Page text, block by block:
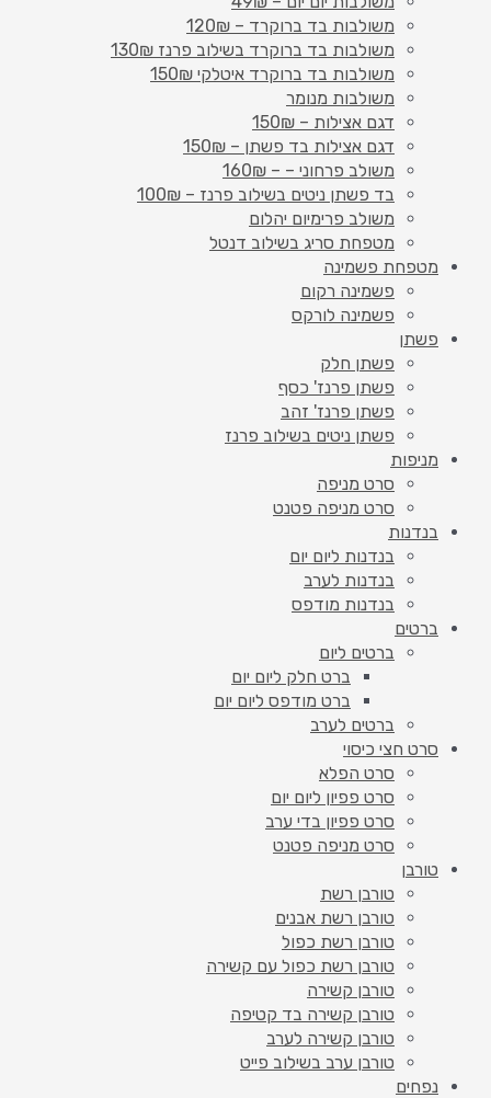
משולבות בד ברוקרד – 120₪
משולבות בד ברוקרד בשילוב פרנז 130₪
משולבות בד ברוקרד איטלקי 150₪
משולבות מנומר
דגם אצילות – 150₪
דגם אצילות בד פשתן – 150₪
משולב פרחוני – – 160₪
בד פשתן ניטים בשילוב פרנז – 100₪
משולב פרימיום יהלום
מטפחת סריג בשילוב דנטל
מטפחת פשמינה
פשמינה רקום
פשמינה לורקס
פשתן
פשתן חלק
פשתן פרנז' כסף
פשתן פרנז' זהב
פשתן ניטים בשילוב פרנז
מניפות
סרט מניפה
סרט מניפה פטנט
בנדנות
בנדנות ליום יום
בנדנות לערב
בנדנות מודפס
ברטים
ברטים ליום
ברט חלק ליום יום
ברט מודפס ליום יום
ברטים לערב
סרט חצי כיסוי
סרט הפלא
סרט פפיון ליום יום
סרט פפיון בדי ערב
סרט מניפה פטנט
טורבן
טורבן רשת
טורבן רשת אבנים
טורבן רשת כפול
טורבן רשת כפול עם קשירה
טורבן קשירה
טורבן קשירה בד קטיפה
טורבן קשירה לערב
טורבן ערב בשילוב פייט
נפחים